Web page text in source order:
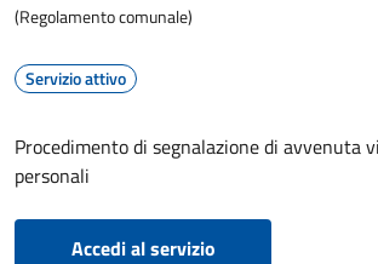
(Regolamento comunale)
Servizio attivo
Procedimento di segnalazione di avvenuta
personali
Accedi al servizio